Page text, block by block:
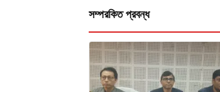
সম্পরকিত প্রবন্ধ